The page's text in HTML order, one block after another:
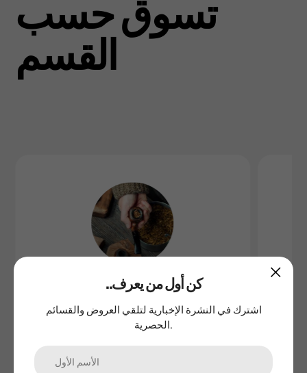
تسوق حسب
القسم
تبغ السجائر والغليون
..كن أول من يعرف
اشترك في النشرة الإخبارية لتلقي العروض والقسائم
الحصرية.